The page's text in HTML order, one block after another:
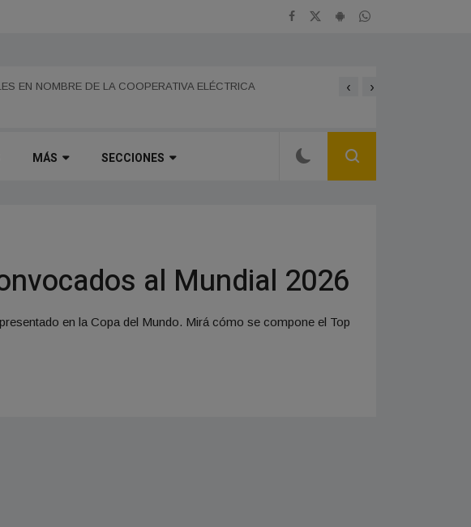
AÑOS CON UNA GRAN JORNADA FERIAL Y CULTURAL EN EL
BOMBEROS DE
‹ ›
MÁS SECCIONES
al Mundial 2026
en la Copa del Mundo. Mirá cómo se compone el Top